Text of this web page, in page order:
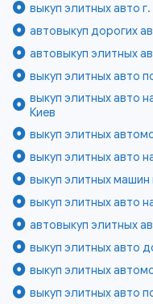
выкуп элитных авто
автовыкуп дорогих
автовыкуп элитных
выкуп элитных авто
выкуп элитных авто
Киев
выкуп элитных
выкуп элитных авто
выкуп элитных машин
выкуп элитных авто
автовыкуп элитных
выкуп элитных авто
выкуп элитных
выкуп элитных авто